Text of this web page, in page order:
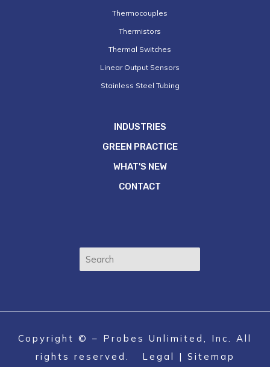
Thermocouples
Thermistors
Thermal Switches
Linear Output Sensors
Stainless Steel Tubing
INDUSTRIES
GREEN PRACTICE
WHAT'S NEW
CONTACT
Copyright © – Probes Unlimited, Inc. All
rights reserved. Legal | Sitemap